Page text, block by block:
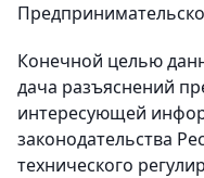
Конечной целью
дача разъяснений
интересующей
законодательства
технического